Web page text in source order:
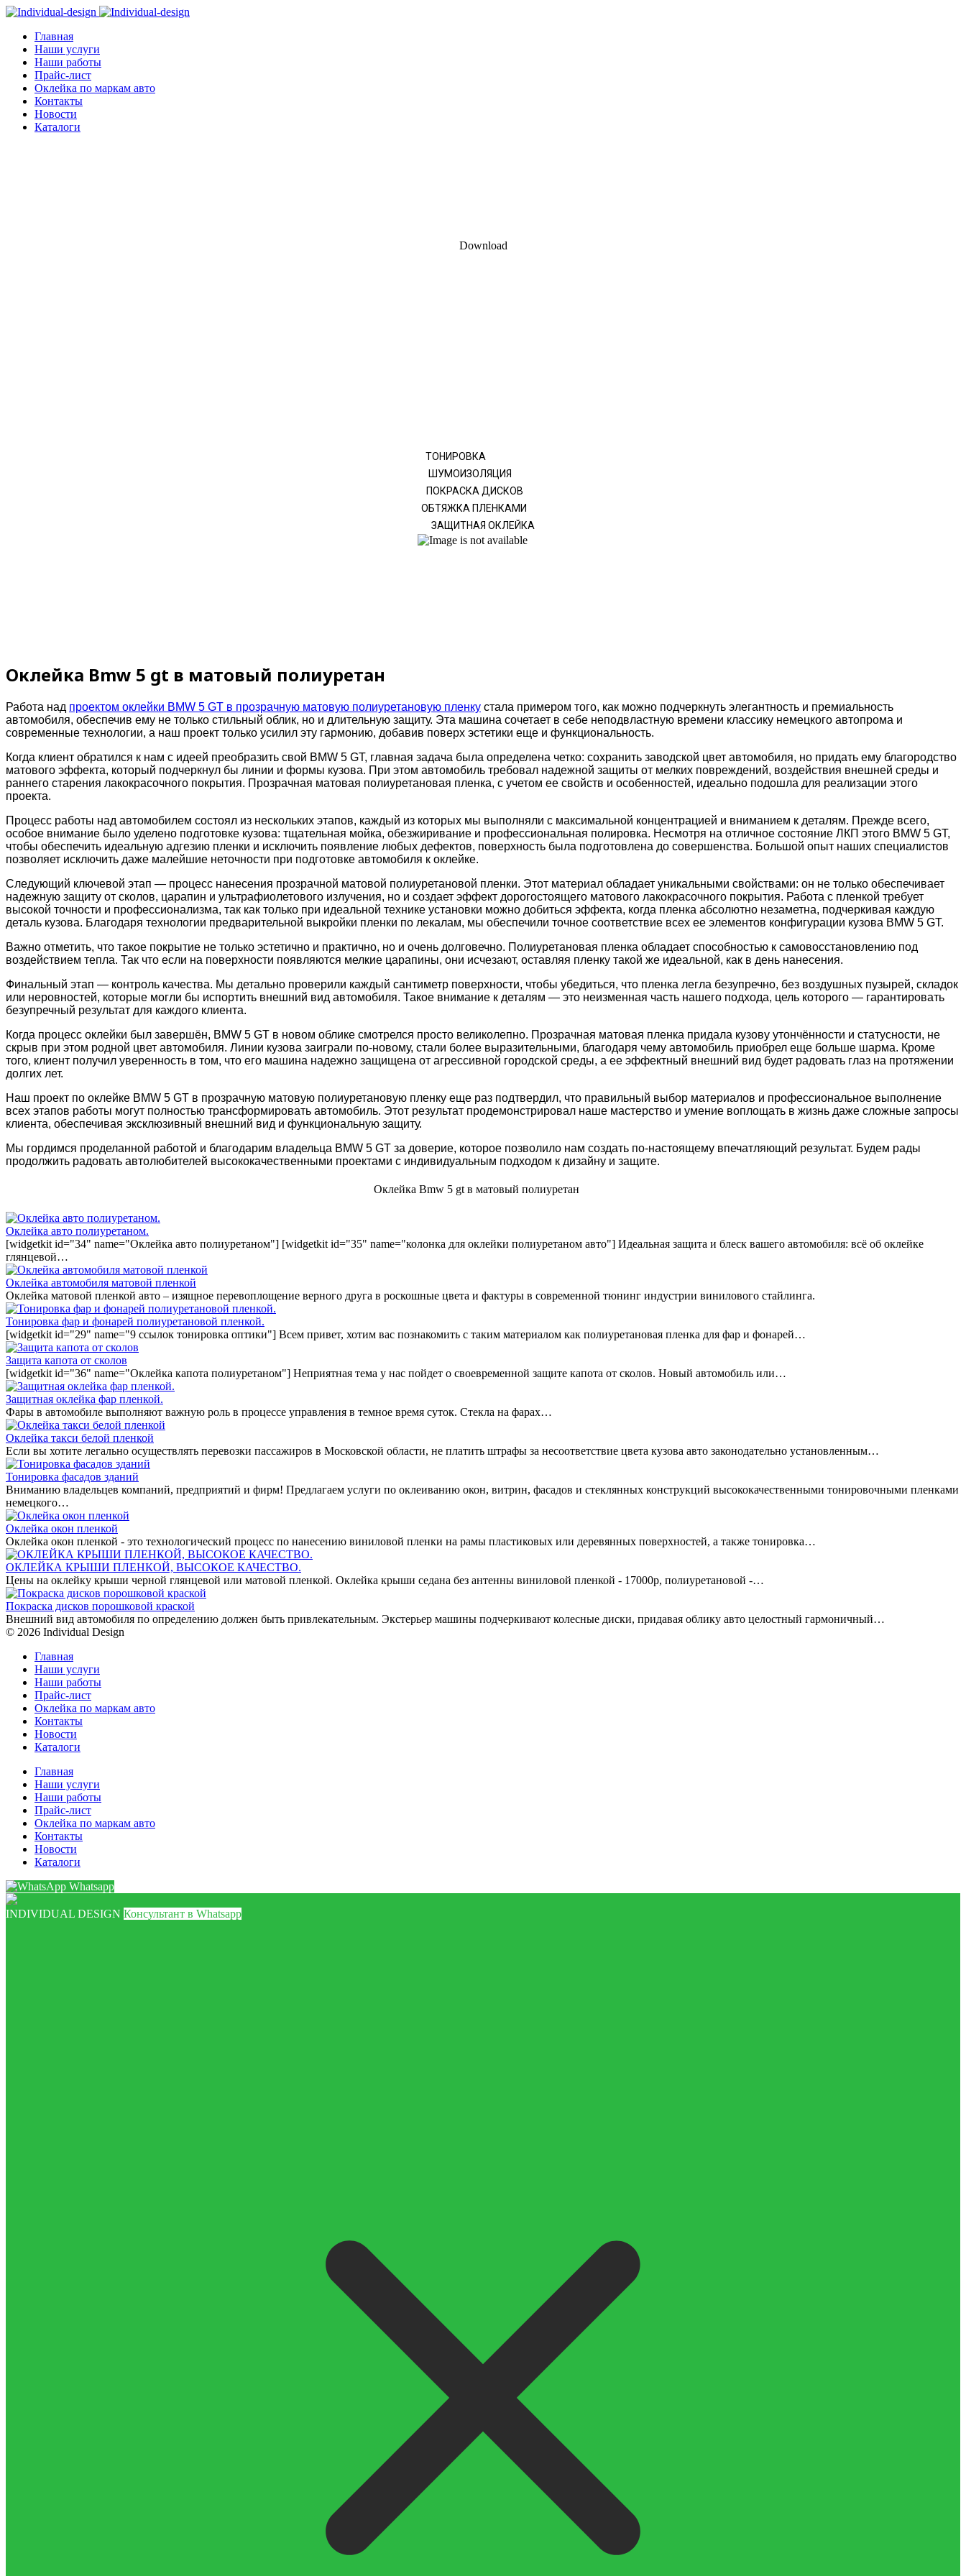
Главная
Наши услуги
Наши работы
Прайс-лист
Оклейка по маркам авто
Контакты
Новости
Каталоги
Download
ТОНИРОВКА
ШУМОИЗОЛЯЦИЯ
ПОКРАСКА ДИСКОВ
ОБТЯЖКА ПЛЕНКАМИ
ЗАЩИТНАЯ ОКЛЕЙКА
Оклейка Bmw 5 gt в матовый полиуретан
Работа над проектом оклейки BMW 5 GT в прозрачную матовую полиуретановую пленку стала примером того, как можно подчеркнуть элегантность и премиальность
автомобиля, обеспечив ему не только стильный облик, но и длительную защиту. Эта машина сочетает в себе неподвластную времени классику немецкого автопрома и
современные технологии, а наш проект только усилил эту гармонию, добавив поверх эстетики еще и функциональность.
Когда клиент обратился к нам с идеей преобразить свой BMW 5 GT, главная задача была определена четко: сохранить заводской цвет автомобиля, но придать ему благородство
матового эффекта, который подчеркнул бы линии и формы кузова. При этом автомобиль требовал надежной защиты от мелких повреждений, воздействия внешней среды и
раннего старения лакокрасочного покрытия. Прозрачная матовая полиуретановая пленка, с учетом ее свойств и особенностей, идеально подошла для реализации этого
проекта.
Процесс работы над автомобилем состоял из нескольких этапов, каждый из которых мы выполняли с максимальной концентрацией и вниманием к деталям. Прежде всего,
особое внимание было уделено подготовке кузова: тщательная мойка, обезжиривание и профессиональная полировка. Несмотря на отличное состояние ЛКП этого BMW 5 GT,
чтобы обеспечить идеальную адгезию пленки и исключить появление любых дефектов, поверхность была подготовлена до совершенства. Большой опыт наших специалистов
позволяет исключить даже малейшие неточности при подготовке автомобиля к оклейке.
Следующий ключевой этап — процесс нанесения прозрачной матовой полиуретановой пленки. Этот материал обладает уникальными свойствами: он не только обеспечивает
надежную защиту от сколов, царапин и ультрафиолетового излучения, но и создает эффект дорогостоящего матового лакокрасочного покрытия. Работа с пленкой требует
высокой точности и профессионализма, так как только при идеальной технике установки можно добиться эффекта, когда пленка абсолютно незаметна, подчеркивая каждую
деталь кузова. Благодаря технологии предварительной выкройки пленки по лекалам, мы обеспечили точное соответствие всех ее элементов конфигурации кузова BMW 5 GT.
Важно отметить, что такое покрытие не только эстетично и практично, но и очень долговечно. Полиуретановая пленка обладает способностью к самовосстановлению под
воздействием тепла. Так что если на поверхности появляются мелкие царапины, они исчезают, оставляя пленку такой же идеальной, как в день нанесения.
Финальный этап — контроль качества. Мы детально проверили каждый сантиметр поверхности, чтобы убедиться, что пленка легла безупречно, без воздушных пузырей, складок
или неровностей, которые могли бы испортить внешний вид автомобиля. Такое внимание к деталям — это неизменная часть нашего подхода, цель которого — гарантировать
безупречный результат для каждого клиента.
Когда процесс оклейки был завершён, BMW 5 GT в новом облике смотрелся просто великолепно. Прозрачная матовая пленка придала кузову утончённости и статусности, не
скрыв при этом родной цвет автомобиля. Линии кузова заиграли по-новому, стали более выразительными, благодаря чему автомобиль приобрел еще больше шарма. Кроме
того, клиент получил уверенность в том, что его машина надежно защищена от агрессивной городской среды, а ее эффектный внешний вид будет радовать глаз на протяжении
долгих лет.
Наш проект по оклейке BMW 5 GT в прозрачную матовую полиуретановую пленку еще раз подтвердил, что правильный выбор материалов и профессиональное выполнение
всех этапов работы могут полностью трансформировать автомобиль. Этот результат продемонстрировал наше мастерство и умение воплощать в жизнь даже сложные запросы
клиента, обеспечивая эксклюзивный внешний вид и функциональную защиту.
Мы гордимся проделанной работой и благодарим владельца BMW 5 GT за доверие, которое позволило нам создать по-настоящему впечатляющий результат. Будем рады
продолжить радовать автолюбителей высококачественными проектами с индивидуальным подходом к дизайну и защите.
Оклейка Bmw 5 gt в матовый полиуретан
Оклейка авто полиуретаном.
[widgetkit id="34" name="Оклейка авто полиуретаном"] [widgetkit id="35" name="колонка для оклейки полиуретаном авто"] Идеальная защита и блеск вашего автомобиля: всё об оклейке
глянцевой…
Оклейка автомобиля матовой пленкой
Оклейка матовой пленкой авто – изящное перевоплощение верного друга в роскошные цвета и фактуры в современной тюнинг индустрии винилового стайлинга.
Тонировка фар и фонарей полиуретановой пленкой.
[widgetkit id="29" name="9 ссылок тонировка оптики"] Всем привет, хотим вас познакомить с таким материалом как полиуретановая пленка для фар и фонарей…
Защита капота от сколов
[widgetkit id="36" name="Оклейка капота полиуретаном"] Неприятная тема у нас пойдет о своевременной защите капота от сколов. Новый автомобиль или…
Защитная оклейка фар пленкой.
Фары в автомобиле выполняют важную роль в процессе управления в темное время суток. Стекла на фарах…
Оклейка такси белой пленкой
Если вы хотите легально осуществлять перевозки пассажиров в Московской области, не платить штрафы за несоответствие цвета кузова авто законодательно установленным…
Тонировка фасадов зданий
Вниманию владельцев компаний, предприятий и фирм! Предлагаем услуги по оклеиванию окон, витрин, фасадов и стеклянных конструкций высококачественными тонировочными пленками
немецкого…
Оклейка окон пленкой
Оклейка окон пленкой - это технологический процесс по нанесению виниловой пленки на рамы пластиковых или деревянных поверхностей, а также тонировка…
ОКЛЕЙКА КРЫШИ ПЛЕНКОЙ, ВЫСОКОЕ КАЧЕСТВО.
Цены на оклейку крыши черной глянцевой или матовой пленкой. Оклейка крыши седана без антенны виниловой пленкой - 17000р, полиуретановой -…
Покраска дисков порошковой краской
Внешний вид автомобиля по определению должен быть привлекательным. Экстерьер машины подчеркивают колесные диски, придавая облику авто целостный гармоничный…
© 2026 Individual Design
Главная
Наши услуги
Наши работы
Прайс-лист
Оклейка по маркам авто
Контакты
Новости
Каталоги
Главная
Наши услуги
Наши работы
Прайс-лист
Оклейка по маркам авто
Контакты
Новости
Каталоги
Whatsapp
INDIVIDUAL DESIGN Консультант в Whatsapp